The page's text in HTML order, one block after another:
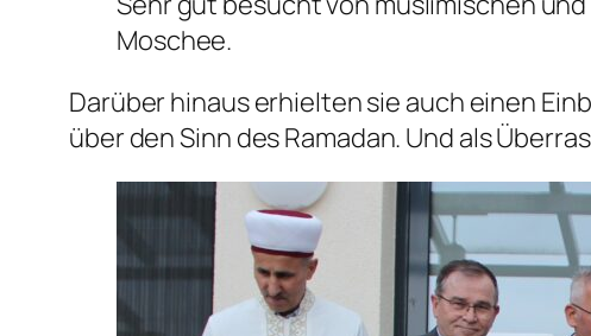
Moschee.
Darüber hinaus erhielten sie auch einen
über den Sinn des Ramadan. Und als